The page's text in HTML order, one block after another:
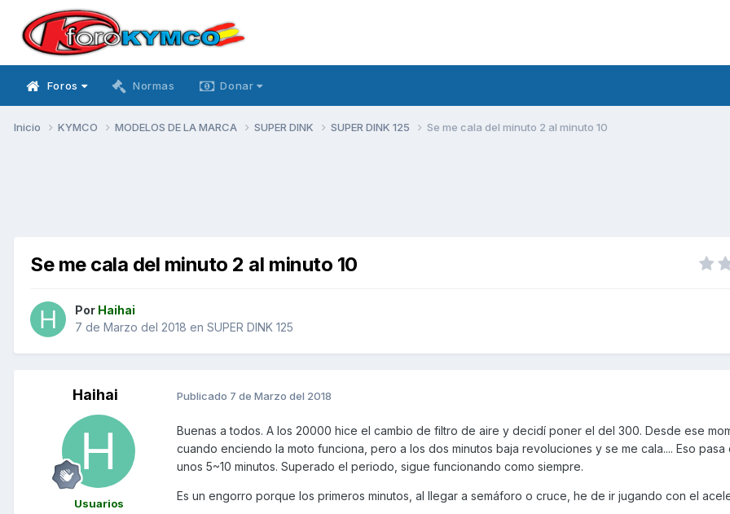
Foros Normas Donar
Inicio KYMCO MODELOS DE LA MARCA SUPER DINK SUPER DINK 125 Se me cala del minuto 2 al minuto 10
Se me cala del minuto 2 al minuto 10
Por Haihai
7 de Marzo del 2018 en SUPER DINK 125
Haihai
Usuarios
Publicado 7 de Marzo del 2018
Buenas a todos. A los 20000 hice el cambio de filtro de aire y decidí poner el del 300. Desde ese
cuando enciendo la moto funciona, pero a los dos minutos baja revoluciones y se me cala.... Eso pasa
unos 5~10 minutos. Superado el periodo, sigue funcionando como siempre.
Es un engorro porque los primeros minutos, al llegar a semáforo o cruce, he de ir jugando con el